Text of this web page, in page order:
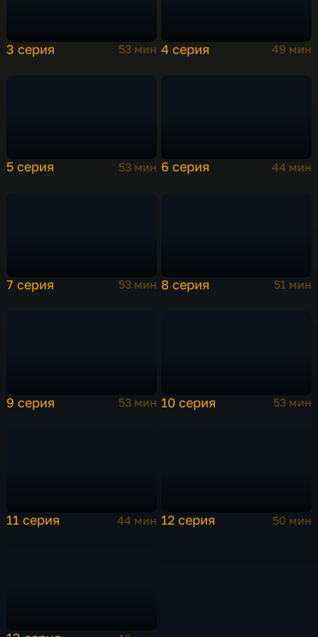
сбит американский самолет-шпион, его
пилот, майор Пауэрс, взят в плен.
3 серия 53 мин 4 серия 49 мин
5 серия 53 мин 6 серия 44 мин
7 серия 53 мин 8 серия 51 мин
9 серия 53 мин 10 серия 53 мин
11 серия 44 мин 12 серия 50 мин